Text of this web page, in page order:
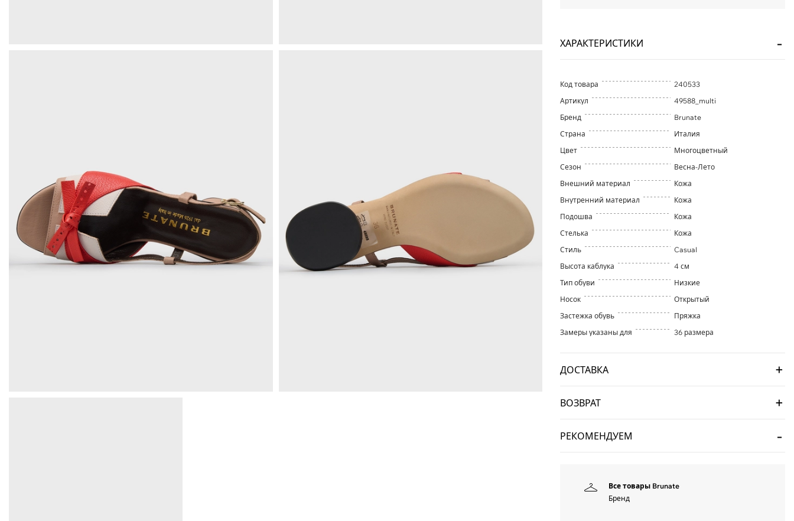
ХАРАКТЕРИСТИКИ
Код товара
240533
Артикул
49588_multi
Бренд
Brunate
Страна
Италия
Цвет
Многоцветный
Сезон
Весна-Лето
Внешний материал
Кожа
Внутренний материал
Кожа
Подошва
Кожа
Стелька
Кожа
Стиль
Casual
Высота каблука
4 см
Тип обуви
Низкие
Носок
Открытый
Застежка обувь
Пряжка
Замеры указаны для
36 размера
ДОСТАВКА
ВОЗВРАТ
РЕКОМЕНДУЕМ
Все товары Brunate
Бренд